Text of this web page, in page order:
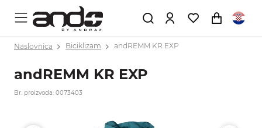
Naslovnica Biciklizam andREMM KR EXP
andREMM KR EXP
Br. proizvoda: 0073403